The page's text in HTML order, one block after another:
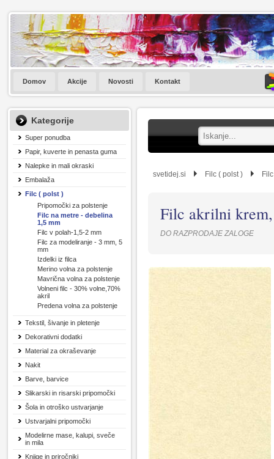
Domov Akcije Novosti Kontakt
Kategorije
Super ponudba
Papir, kuverte in penasta guma
Nalepke in mali okraski
Embalaža
Filc ( polst )
Pripomočki za polstenje
Filc na metre - debelina
1,5 mm
Filc v polah-1,5-2 mm
Filc za modeliranje - 3 mm, 5
mm
Izdelki iz filca
Merino volna za polstenje
Mavrična volna za polstenje
Volneni filc - 30% volne,70%
akril
Predena volna za polstenje
Tekstil, šivanje in pletenje
Dekorativni dodatki
Material za okraševanje
Nakit
Barve, barvice
Slikarski in risarski pripomočki
Šola in otroško ustvarjanje
Ustvarjalni pripomočki
Modelirne mase, kalupi, sveče
in mila
Knjige in priročniki
svetidej.si Filc ( polst )
Filc akrilni
DO RAZPRODAJE ZALOGE